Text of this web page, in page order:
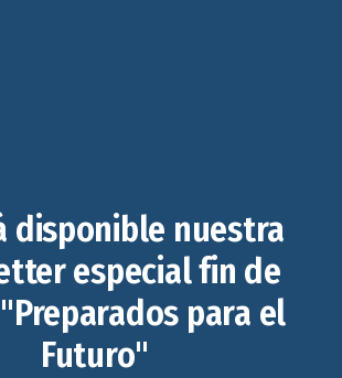
disponible nuestra
especial fin de
para el
Futuro"